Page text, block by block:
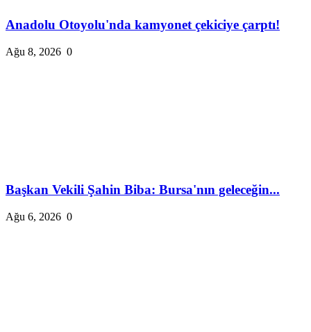
Anadolu Otoyolu'nda kamyonet çekiciye çarptı!
Ağu 8, 2026 0
Başkan Vekili Şahin Biba: Bursa'nın geleceğin...
Ağu 6, 2026 0